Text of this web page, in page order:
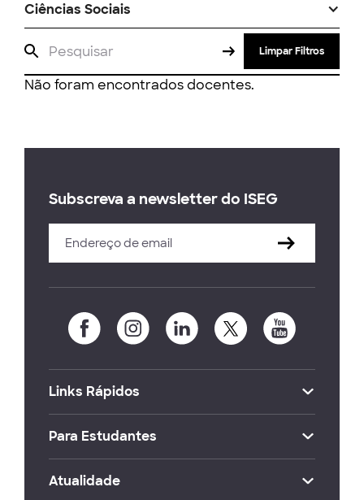
Ciências Sociais
Limpar Filtros
Não foram encontrados docentes.
Subscreva a newsletter do ISEG
Links Rápidos
Para Estudantes
Atualidade